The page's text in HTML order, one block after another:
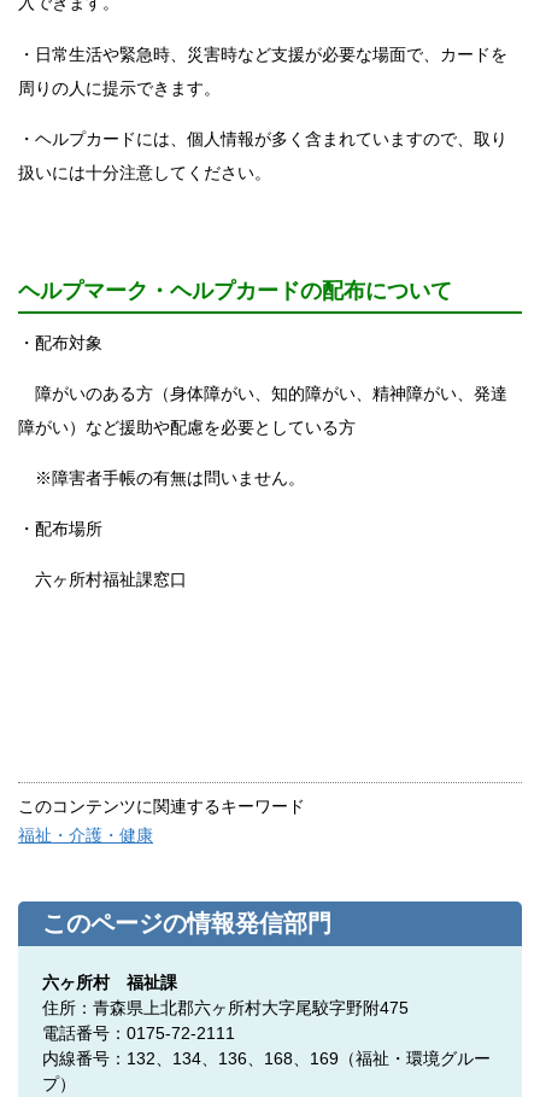
・日常生活や緊急時、災害時など支援が必要な場面で、カードを
周りの人に提示できます。
・ヘルプカードには、個人情報が多く含まれていますので、取り
扱いには十分注意してください。
ヘルプマーク・ヘルプカードの配布について
・配布対象
障がいのある方（身体障がい、知的障がい、精神障がい、発達
障がい）など援助や配慮を必要としている方
※障害者手帳の有無は問いません。
・配布場所
六ヶ所村福祉課窓口
このコンテンツに関連するキーワード
福祉・介護・健康
このページの情報発信部門
六ヶ所村 福祉課
住所：青森県上北郡六ヶ所村大字尾駮字野附475
電話番号：0175-72-2111
内線番号：132、134、136、168、169（福祉・環境グルー
プ）